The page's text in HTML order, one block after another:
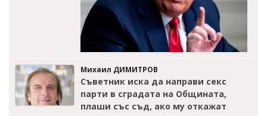
Михаил ДИМИТРОВ
Съветник иска да направи секс
парти в сградата на Общината,
плаши със съд, ако му откажат